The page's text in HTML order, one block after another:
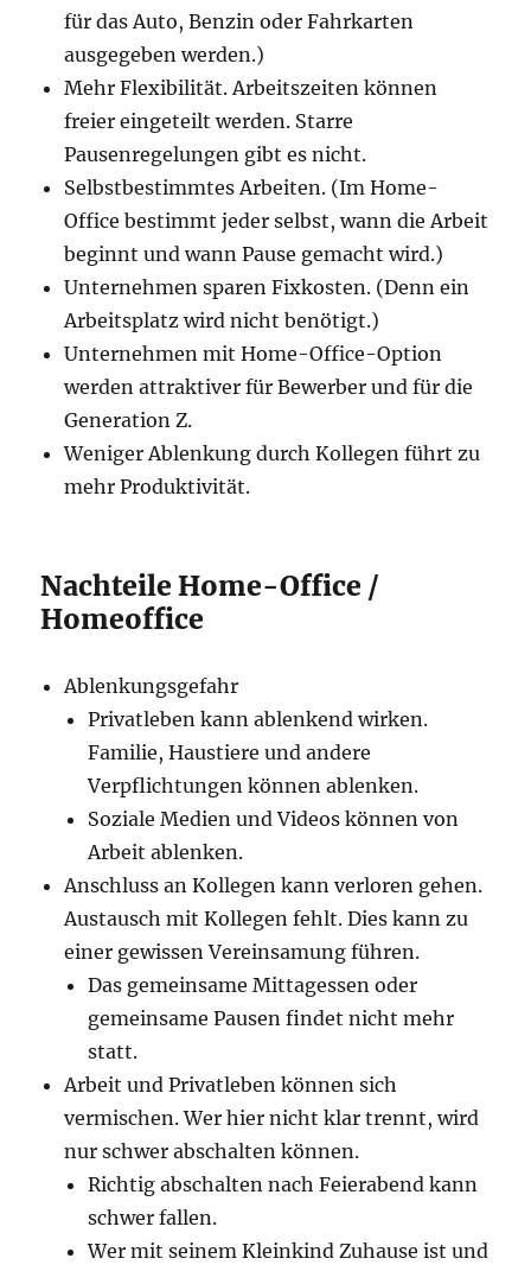
für das Auto, Benzin oder Fahrkarten
ausgegeben werden.)
Mehr Flexibilität. Arbeitszeiten können
freier eingeteilt werden. Starre
Pausenregelungen gibt es nicht.
Selbstbestimmtes Arbeiten. (Im Home-
Office bestimmt jeder selbst, wann die Arbeit
beginnt und wann Pause gemacht wird.)
Unternehmen sparen Fixkosten. (Denn ein
Arbeitsplatz wird nicht benötigt.)
Unternehmen mit Home-Office-Option
werden attraktiver für Bewerber und für die
Generation Z.
Weniger Ablenkung durch Kollegen führt zu
mehr Produktivität.
Nachteile Home-Office /
Homeoffice
Ablenkungsgefahr
Privatleben kann ablenkend wirken.
Familie, Haustiere und andere
Verpflichtungen können ablenken.
Soziale Medien und Videos können von
Arbeit ablenken.
Anschluss an Kollegen kann verloren gehen.
Austausch mit Kollegen fehlt. Dies kann zu
einer gewissen Vereinsamung führen.
Das gemeinsame Mittagessen oder
gemeinsame Pausen findet nicht mehr
statt.
Arbeit und Privatleben können sich
vermischen. Wer hier nicht klar trennt, wird
nur schwer abschalten können.
Richtig abschalten nach Feierabend kann
schwer fallen.
Wer mit seinem Kleinkind Zuhause ist und